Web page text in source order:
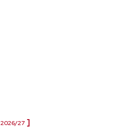
2026/27